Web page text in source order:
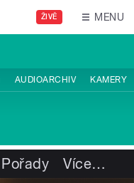
ŽIVĚ MENU
AUDIOARCHIV KAMERY
Pořady Více…